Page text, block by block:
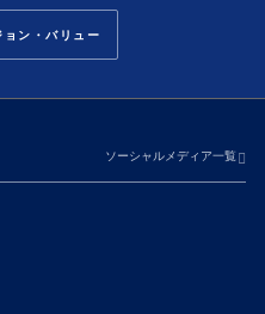
ン・バリュー
ソーシャルメディア一覧